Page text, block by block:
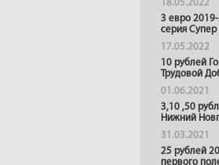
18.05.2022
3 евро
серия
17.05.2022
10 рублей
Трудовой
01.06.2021
3,10 ,50
Нижний
31.03.2021
25 рублей
первого